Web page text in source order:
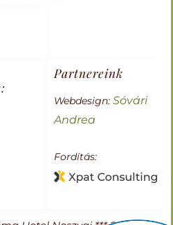
Partnereink
Webdesign:Sóvári
Andrea
Fordítás: